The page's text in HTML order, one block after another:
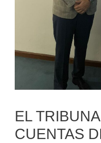
EL
CUENTAS